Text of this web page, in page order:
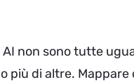
AI non sono tutte
più di altre. Mappare